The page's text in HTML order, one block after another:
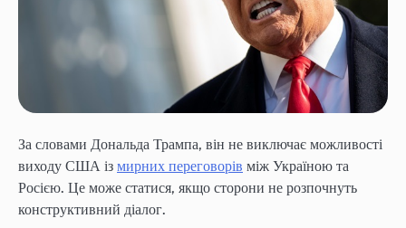
За словами Дональда Трампа, він не виключає можливості
виходу США із мирних переговорів між Україною та
Росією. Це може статися, якщо сторони не розпочнуть
конструктивний діалог.